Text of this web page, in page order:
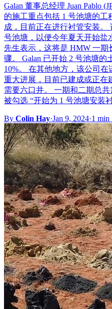
Galan 董事总经理 Juan Pablo
的施工重点包括 1 号池塘的
成，目前正在进行衬管安装。
号池塘，以便今年夏天开始盐
先生表示，这将是 HMW 一
骤。 Galan 已开始 2 号池塘
10%。 在其他地方，该公司
重大进展，目前已建成或正在
需要六口井。 一期和二期总
被勾选 “开始为 1 号池塘安装
By Colin Hay·Jan 9, 2024·1 min